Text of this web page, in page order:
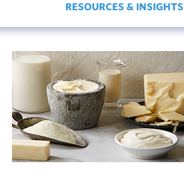
RESOURCES & INSIGHTS